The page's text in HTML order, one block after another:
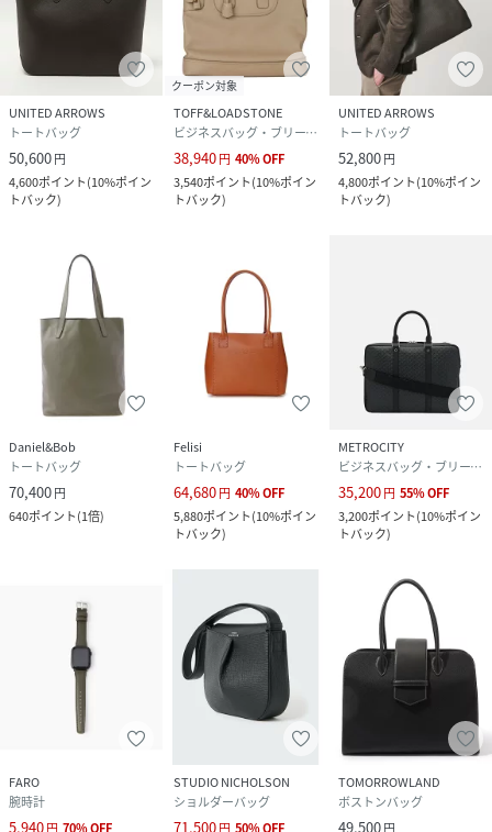
UNITED ARROWS
トートバッグ
50,600円
4,600ポイント(10%ポイン
トバック)
クーポン対象
TOFF&LOADSTONE
ビジネスバッグ・ブリーフケース
38,940円 40%OFF
3,540ポイント(10%ポイン
トバック)
UNITED ARROWS
トートバッグ
52,800円
4,800ポイント(10%ポイン
トバック)
Daniel&Bob
トートバッグ
70,400円
640ポイント(1倍)
Felisi
トートバッグ
64,680円 40%OFF
5,880ポイント(10%ポイン
トバック)
METROCITY
ビジネスバッグ・ブリーフケース
35,200円 55%OFF
3,200ポイント(10%ポイン
トバック)
FARO
腕時計
5,940円 70%OFF
STUDIO NICHOLSON
ショルダーバッグ
71,500円 50%OFF
TOMORROWLAND
ボストンバッグ
49,500円